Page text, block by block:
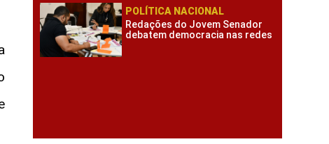
POLÍTICA NACIONAL
Redações do Jovem Senador
debatem democracia nas redes